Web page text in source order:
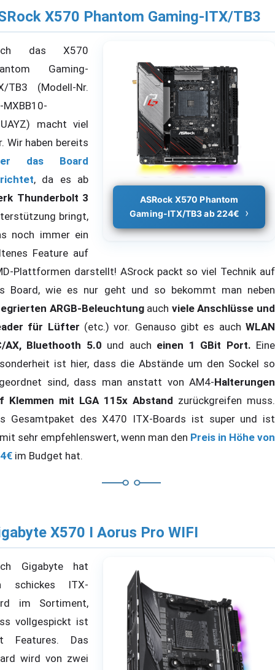
X570 Phantom Gaming-ITX/TB3
ASRock X570 Phantom
Gaming-ITX/TB3 ab 224€
das X570
Gaming-
TB3 (Modell-Nr.
MXBB10-
macht viel
Wir haben bereits
das Board
, da es ab
Thunderbolt 3
bringt,
noch immer ein
Feature auf
Plattformen darstellt! ASrock packt so viel Technik auf
Board, wie es nur geht und so bekommt man neben
ARGB-Beleuchtungauch viele Anschlüsse und
für Lüfter (etc.) vor. Genauso gibt es auchWLAN
AX, Bluethooth 5.0 und auch einen 1 GBit Port. Eine
ist hier, dass die Abstände um den Sockel so
sind, dass man anstatt von AM4-Halterungen
Klemmen mit LGA 115x Abstand zurückgreifen muss.
Gesamtpaket des X470 ITX-Boards ist super und ist
sehr empfehlenswert, wenn man den Preis in Höhe von
im Budget hat.
X570 I Aorus Pro WIFI
Gigabyte hat
schickes ITX-
im Sortiment,
vollgespickt ist
Features. Das
wird von zwei